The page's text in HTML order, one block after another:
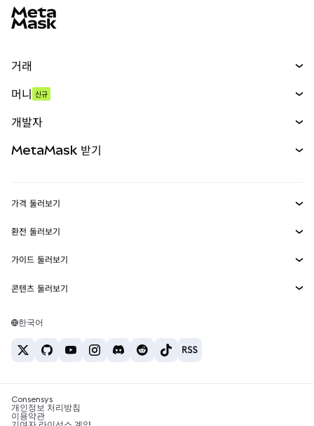
거래
무기한 선물
실물자산
머니 신규
개발자
MetaMask Connect
Snaps
웹3 서비스
MetaMask 받기
보안
고객 지원
채용
가격 둘러보기
이더리움 가격
솔라나 가격
테더 가격
환전 둘러보기
ETH를 USD로 환전
USDT를 INR로 환전
BTC를 INR로 환전
ETH를 USDT로 환전
가이드 둘러보기
ETH 매수
USDT 매수
SHIB 매수
BNB 매수
콘텐츠 둘러보기
솔라나 지갑
암호화폐 세금 뉴스
한국어
Consensys
개인정보 처리방침
이용약관